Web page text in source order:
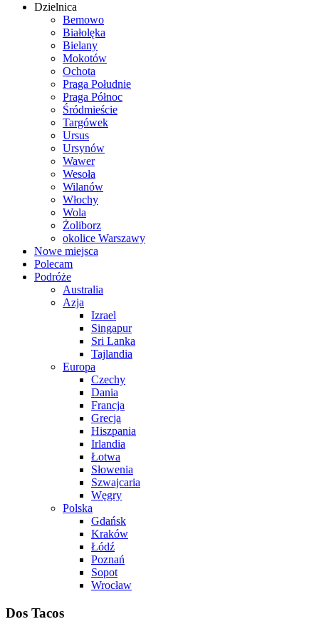
Dzielnica
Bemowo
Białolęka
Bielany
Mokotów
Ochota
Praga Południe
Praga Północ
Śródmieście
Targówek
Ursus
Ursynów
Wawer
Wesoła
Wilanów
Włochy
Wola
Żoliborz
okolice Warszawy
Nowe miejsca
Polecam
Podróże
Australia
Azja
Izrael
Singapur
Sri Lanka
Tajlandia
Europa
Czechy
Dania
Francja
Grecja
Hiszpania
Irlandia
Łotwa
Słowenia
Szwajcaria
Węgry
Polska
Gdańsk
Kraków
Łódź
Poznań
Sopot
Wrocław
Dos Tacos